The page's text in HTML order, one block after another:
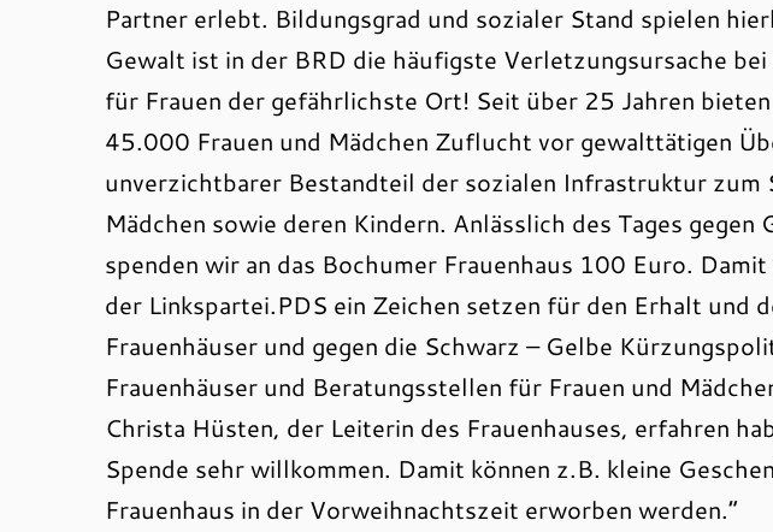
Partner erlebt. Bildungsgrad und sozialer Stand spielen
Gewalt ist in der BRD die häufigste Verletzungsursache
für Frauen der gefährlichste Ort! Seit über 25 Jahren
45.000 Frauen und Mädchen Zuflucht vor gewalttätigen
unverzichtbarer Bestandteil der sozialen Infrastruktur zum
Mädchen sowie deren Kindern. Anlässlich des Tages gegen
spenden wir an das Bochumer Frauenhaus 100 Euro.
der Linkspartei.PDS ein Zeichen setzen für den Erhalt und
Frauenhäuser und gegen die Schwarz – Gelbe
Frauenhäuser und Beratungsstellen für Frauen und
Christa Hüsten, der Leiterin des Frauenhauses, erfahren
Spende sehr willkommen. Damit können z.B. kleine
Frauenhaus in der Vorweihnachtszeit erworben werden.“